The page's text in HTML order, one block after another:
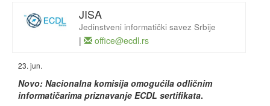
JISA
Jedinstveni informatički savez Srbije
| office@ecdl.rs
23. jun.
Novo: Nacionalna komisija omogućila odličnim
informatičarima priznavanje ECDL sertifikata.